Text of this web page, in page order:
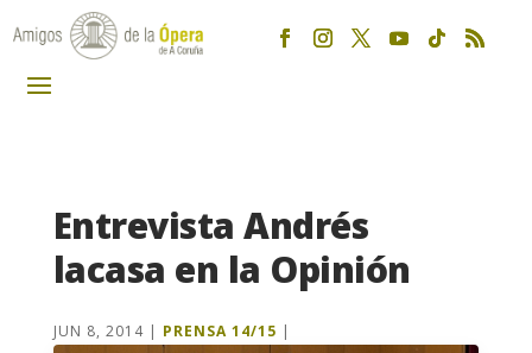
Entrevista Andrés
lacasa en la Opinión
JUN 8, 2014| PRENSA 14/15 |